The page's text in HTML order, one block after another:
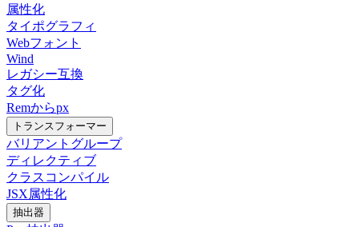
属性化
タイポグラフィ
Webフォント
Wind
レガシー互換
タグ化
Remからpx
トランスフォーマー
バリアントグループ
ディレクティブ
クラスコンパイル
JSX属性化
抽出器